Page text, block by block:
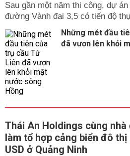
Sau gần một năm thi công, dự
đường Vành đai 3,5 có tiến độ
Những mét đầu
đã vươn lên khỏi
Thái An Holdings cùng
làm tổ hợp cảng biển đô
USD ở Quảng Ninh